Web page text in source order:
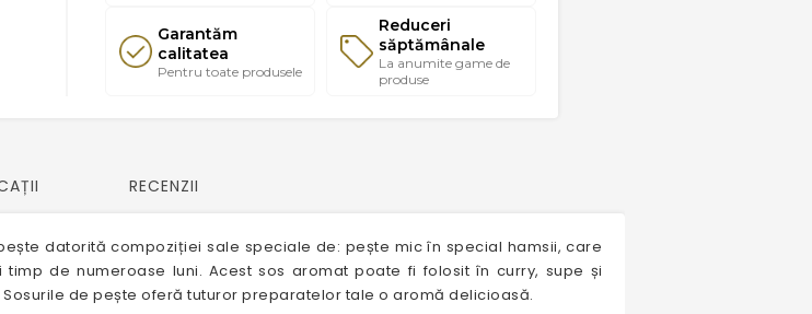
Garantăm
calitatea
Pentru toate produsele
Reduceri
săptămânale
La anumite game de
produse
RECENZII
datorită compoziției sale speciale de: pește mic în special hamsii, care
de numeroase luni. Acest sos aromat poate fi folosit în curry, supe și
de pește oferă tuturor preparatelor tale o aromă delicioasă.